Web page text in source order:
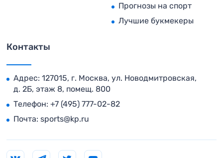
Прогнозы на спорт
Лучшие букмекеры
Контакты
Адрес: 127015, г. Москва, ул. Новодмитровская,
д. 2Б, этаж 8, помещ. 800
Телефон: +7 (495) 777-02-82
Почта: sports@kp.ru